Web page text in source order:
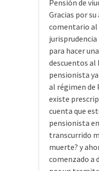
Pensión de
Gracias por
comentario al
jurisprudencia
para hacer
descuentos al
pensionista
al régimen de
existe
cuenta que
pensionista
transcurrido
muerte? y
comenzado a